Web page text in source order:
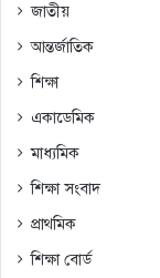
জাতীয়
আন্তর্জাতিক
শিক্ষা
একাডেমিক
মাধ্যমিক
শিক্ষা সংবাদ
প্রাথমিক
শিক্ষা বোর্ড